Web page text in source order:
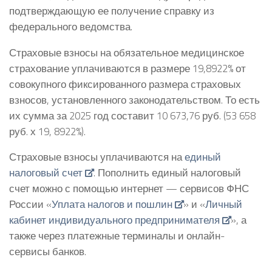
подтверждающую ее получение справку из
федерального ведомства.
Страховые взносы на обязательное медицинское
страхование уплачиваются в размере 19,8922% от
совокупного фиксированного размера страховых
взносов, установленного законодательством. То есть
их сумма за 2025 год составит 10 673,76 руб. (53 658
руб. х 19, 8922%).
Страховые взносы уплачиваются наединый
налоговый счет
. Пополнить единый налоговый
счет можно с помощью интернет — сервисов ФНС
России «Уплата налогов и пошлин » и «Личный
кабинет индивидуального предпринимателя
», а
также через платежные терминалы и онлайн-
сервисы банков.